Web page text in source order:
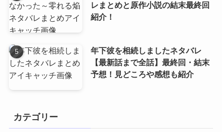
レまとめと原作小説の結末最終回
紹介！
年下彼を相続しましたネタバレ
【最新話まで全話】最終回・結末
予想！見どころや感想も紹介
カテゴリー